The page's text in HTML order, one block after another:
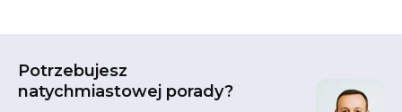
Potrzebujesz
natychmiastowej porady?